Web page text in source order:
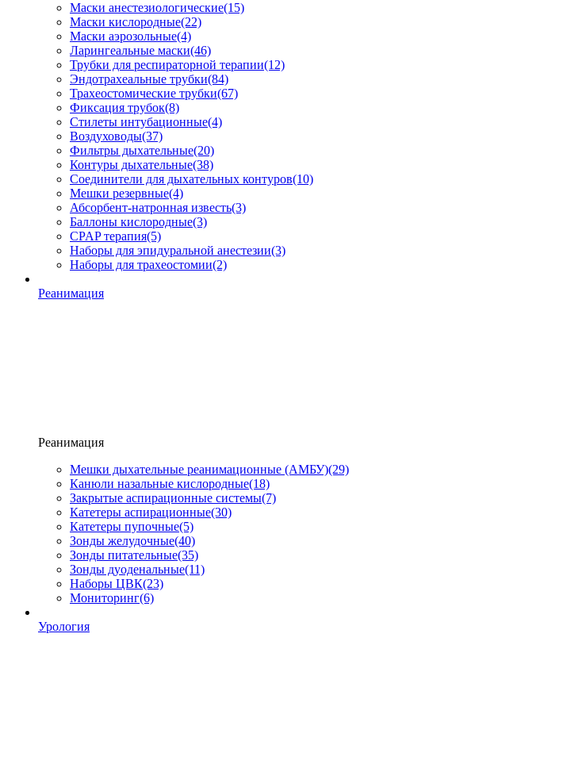
Маски анестезиологические(15)
Маски кислородные(22)
Маски аэрозольные(4)
Ларингеальные маски(46)
Трубки для респираторной терапии(12)
Эндотрахеальные трубки(84)
Трахеостомические трубки(67)
Фиксация трубок(8)
Стилеты интубационные(4)
Воздуховоды(37)
Фильтры дыхательные(20)
Контуры дыхательные(38)
Соединители для дыхательных контуров(10)
Мешки резервные(4)
Абсорбент-натронная известь(3)
Баллоны кислородные(3)
CPAP терапия(5)
Наборы для эпидуральной анестезии(3)
Наборы для трахеостомии(2)
Реанимация
Реанимация
Мешки дыхательные реанимационные (АМБУ)(29)
Канюли назальные кислородные(18)
Закрытые аспирационные системы(7)
Катетеры аспирационные(30)
Катетеры пупочные(5)
Зонды желудочные(40)
Зонды питательные(35)
Зонды дуоденальные(11)
Наборы ЦВК(23)
Мониторинг(6)
Урология